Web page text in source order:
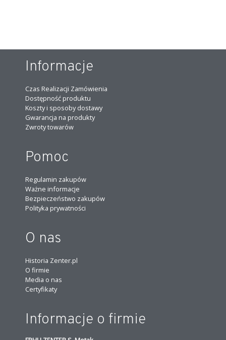
Informacje
Czas Realizacji Zamówienia
Dostępność produktu
Koszty i sposoby dostawy
Gwarancja na produkty
Zwroty towarów
Pomoc
Regulamin zakupów
Ważne informacje
Bezpieczeństwo zakupów
Polityka prywatności
O nas
Historia Zenter.pl
O firmie
Media o nas
Certyfikaty
Informacje o firmie